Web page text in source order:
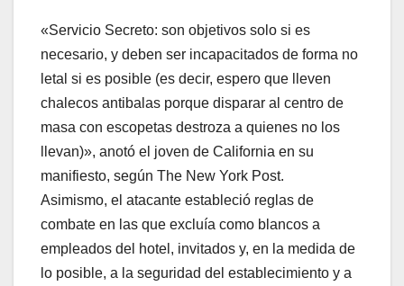
«Servicio Secreto: son objetivos solo si es
necesario, y deben ser incapacitados de forma no
letal si es posible (es decir, espero que lleven
chalecos antibalas porque disparar al centro de
masa con escopetas destroza a quienes no los
llevan)», anotó el joven de California en su
manifiesto, según The New York Post.
Asimismo, el atacante estableció reglas de
combate en las que excluía como blancos a
empleados del hotel, invitados y, en la medida de
lo posible, a la seguridad del establecimiento y a